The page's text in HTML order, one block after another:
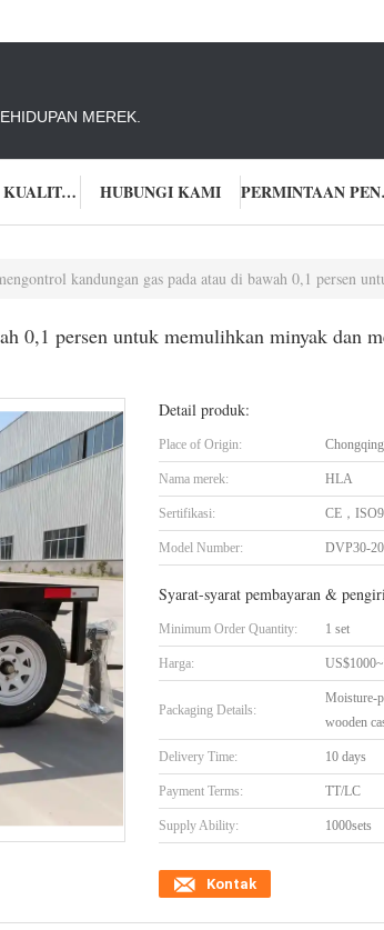
MEREK.
KONTROL KUALITAS HUBUNGI KAMI
gas pada atau di bawah 0,1 persen untuk memulihkan minyak dan
0,1 persen untuk memulihkan minyak dan
Detail produk:
Place of Origin:
Nama merek: HLA
Sertifikasi: CE，
Model Number: DVP30-
Syarat-syarat pembayaran &
Minimum Order Quantity: 1 set
Harga:
Packaging Details:
Moisture-
wooden
Delivery Time: 10 days
Payment Terms: TT/LC
Supply Ability: 1000sets
Kontak